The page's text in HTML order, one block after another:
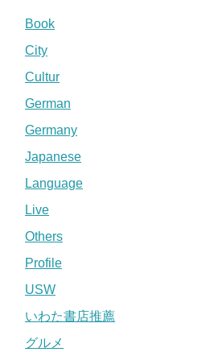
Book
City
Cultur
German
Germany
Japanese
Language
Live
Others
Profile
USW
いわた書店推薦
グルメ